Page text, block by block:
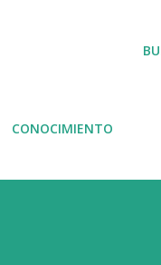
CONOCIMIENTO